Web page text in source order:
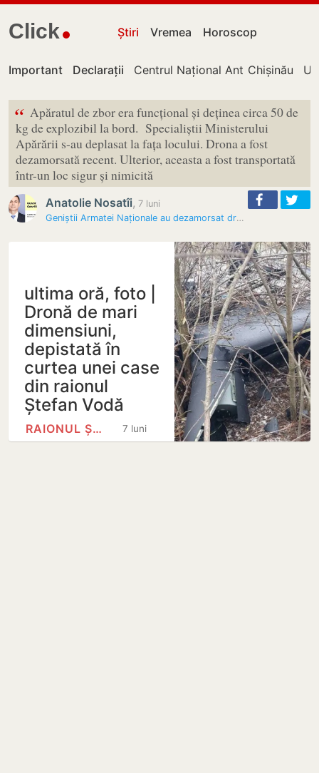
Click Știri Vremea Horoscop
Important Declarații Centrul Național Anticorupție
Chișinău
“ Apăratul de zbor era funcțional și deținea circa 50 de
kg de explozibil la bord. Specialiștii Ministerului
Apărării s-au deplasat la fața locului. Drona a fost
dezamorsată recent. Ulterior, aceasta a fost transportată
într-un loc sigur și nimicită
Anatolie Nosatîi, 7 luni
Geniștii Armatei Naționale au dezamorsat drona depistată în…
ultima oră, foto |
Dronă de mari
dimensiuni,
depistată în
curtea unei case
din raionul
Ștefan Vodă
7 luni
RAIONUL ȘTEFAN VODĂ